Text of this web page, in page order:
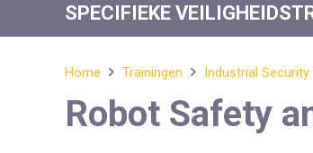
SPECIFIEKE
Home Trainingen Industrial Security
Robot Safety